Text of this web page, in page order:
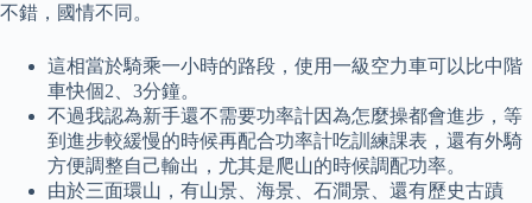
不錯，國情不同。
這相當於騎乘一小時的路段，使用一級空力車可以比中階
車快個2、3分鐘。
不過我認為新手還不需要功率計因為怎麼操都會進步，等
到進步較緩慢的時候再配合功率計吃訓練課表，還有外騎
方便調整自己輸出，尤其是爬山的時候調配功率。
由於三面環山，有山景、海景、石澗景、還有歷史古蹟